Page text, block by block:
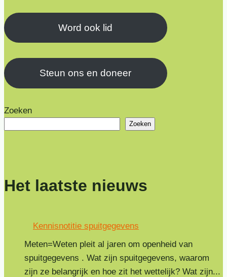
Word ook lid
Steun ons en doneer
Zoeken
Zoeken
Het laatste nieuws
Kennisnotitie spuitgegevens
Meten=Weten pleit al jaren om openheid van
spuitgegevens . Wat zijn spuitgegevens, waarom
zijn ze belangrijk en hoe zit het wettelijk? Wat zijn...